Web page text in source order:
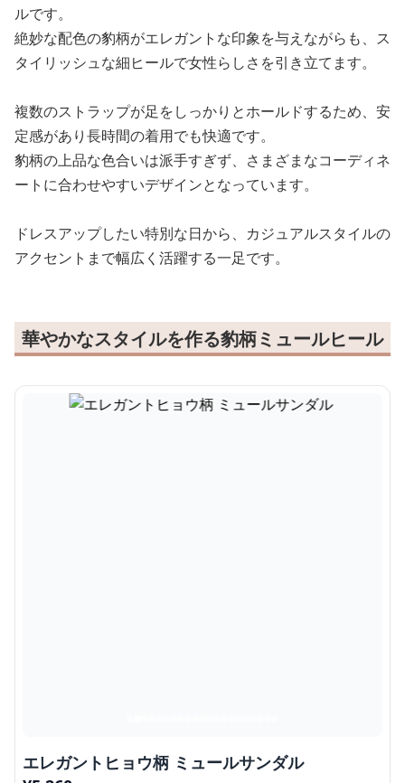
ルです。
絶妙な配色の豹柄がエレガントな印象を与えながらも、ス
タイリッシュな細ヒールで女性らしさを引き立てます。
複数のストラップが足をしっかりとホールドするため、安
定感があり長時間の着用でも快適です。
豹柄の上品な色合いは派手すぎず、さまざまなコーディネ
ートに合わせやすいデザインとなっています。
ドレスアップしたい特別な日から、カジュアルスタイルの
アクセントまで幅広く活躍する一足です。
華やかなスタイルを作る豹柄ミュールヒール
エレガントヒョウ柄 ミュールサンダル